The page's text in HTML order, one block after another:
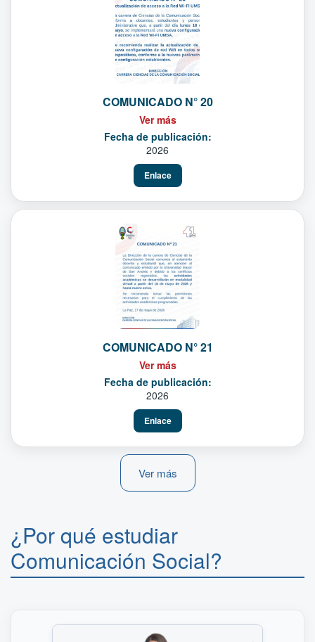
COMUNICADO N° 20
Ver más
Fecha de publicación:
2026
Enlace
COMUNICADO N° 21
Ver más
Fecha de publicación:
2026
Enlace
Ver más
¿Por qué estudiar
Comunicación Social?